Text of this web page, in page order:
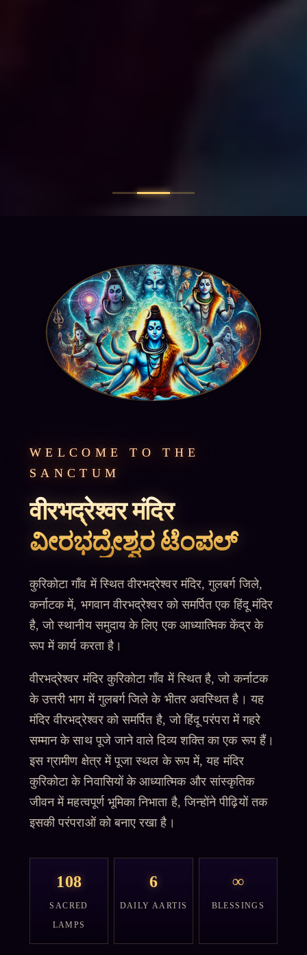
WELCOME TO THE
SANCTUM
वीरभद्रेश्वर मंदिर
ವೀರಭದ್ರೇಶ್ವರ ಟೆಂಪಲ್
कुरिकोटा गाँव में स्थित वीरभद्रेश्वर मंदिर, गुलबर्ग जिले,
कर्नाटक में, भगवान वीरभद्रेश्वर को समर्पित एक हिंदू मंदिर
है, जो स्थानीय समुदाय के लिए एक आध्यात्मिक केंद्र के
रूप में कार्य करता है।
वीरभद्रेश्वर मंदिर कुरिकोटा गाँव में स्थित है, जो कर्नाटक
के उत्तरी भाग में गुलबर्ग जिले के भीतर अवस्थित है। यह
मंदिर वीरभद्रेश्वर को समर्पित है, जो हिंदू परंपरा में गहरे
सम्मान के साथ पूजे जाने वाले दिव्य शक्ति का एक रूप हैं।
इस ग्रामीण क्षेत्र में पूजा स्थल के रूप में, यह मंदिर
कुरिकोटा के निवासियों के आध्यात्मिक और सांस्कृतिक
जीवन में महत्वपूर्ण भूमिका निभाता है, जिन्होंने पीढ़ियों तक
इसकी परंपराओं को बनाए रखा है।
108
SACRED
LAMPS
6
DAILY AARTIS
∞
BLESSINGS